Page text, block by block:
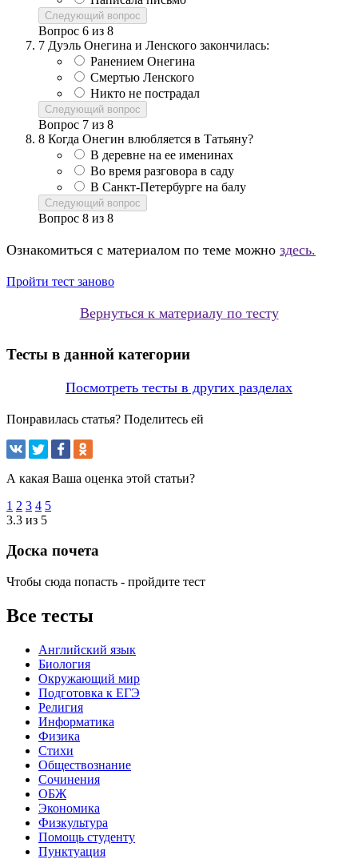
Следующий вопрос
Вопрос 6 из 8
7 Дуэль Онегина и Ленского закончилась:
Ранением Онегина
Смертью Ленского
Никто не пострадал
Следующий вопрос
Вопрос 7 из 8
8 Когда Онегин влюбляется в Татьяну?
В деревне на ее именинах
Во время разговора в саду
В Санкт-Петербурге на балу
Следующий вопрос
Вопрос 8 из 8
Ознакомиться с материалом по теме можно здесь.
Пройти тест заново
Вернуться к материалу по тесту
Тесты в данной категории
Посмотреть тесты в других разделах
Понравилась статья? Поделитесь ей
А какая Ваша оценка этой статьи?
1 2 3 4 5
3.3 из 5
Доска почета
Чтобы сюда попасть - пройдите тест
Все тесты
Английский язык
Биология
Окружающий мир
Подготовка к ЕГЭ
Религия
Информатика
Физика
Стихи
Обществознание
Сочинения
ОБЖ
Экономика
Физкультура
Помощь студенту
Пунктуация